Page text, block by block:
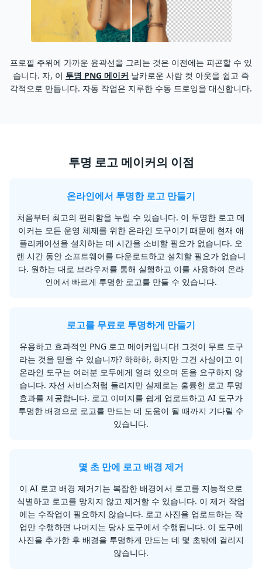
프로필 주위에 가까운 윤곽선을 그리는 것은 이전에는 피곤할 수 있
습니다. 자, 이 투명 PNG 메이커 날카로운 사람 컷 아웃을 쉽고 즉
각적으로 만듭니다. 자동 작업은 지루한 수동 드로잉을 대신합니다.
투명 로고 메이커의 이점
온라인에서 투명한 로고 만들기
처음부터 최고의 편리함을 누릴 수 있습니다. 이 투명한 로고 메
이커는 모든 운영 체제를 위한 온라인 도구이기 때문에 현재 애
플리케이션을 설치하는 데 시간을 소비할 필요가 없습니다. 오
랜 시간 동안 소프트웨어를 다운로드하고 설치할 필요가 없습니
다. 원하는 대로 브라우저를 통해 실행하고 이를 사용하여 온라
인에서 빠르게 투명한 로고를 만들 수 있습니다.
로고를 무료로 투명하게 만들기
유용하고 효과적인 PNG 로고 메이커입니다! 그것이 무료 도구
라는 것을 믿을 수 있습니까? 하하하, 하지만 그건 사실이고 이
온라인 도구는 여러분 모두에게 열려 있으며 돈을 요구하지 않
습니다. 자선 서비스처럼 들리지만 실제로는 훌륭한 로고 투명
효과를 제공합니다. 로고 이미지를 쉽게 업로드하고 AI 도구가
투명한 배경으로 로고를 만드는 데 도움이 될 때까지 기다릴 수
있습니다.
몇 초 만에 로고 배경 제거
이 AI 로고 배경 제거기는 복잡한 배경에서 로고를 지능적으로
식별하고 로고를 망치지 않고 제거할 수 있습니다. 이 제거 작업
에는 수작업이 필요하지 않습니다. 로고 사진을 업로드하는 작
업만 수행하면 나머지는 당사 도구에서 수행됩니다. 이 도구에
사진을 추가한 후 배경을 투명하게 만드는 데 몇 초밖에 걸리지
않습니다.